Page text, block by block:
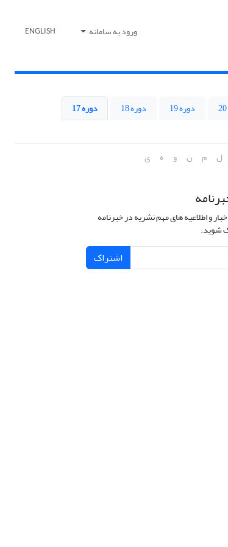
ورود به سامانه ENGLISH
دوره 19 دوره 18
دوره 17
ل م ن و ه ی
و اطلاعیه های مهم نشریه در خبرنامه
شوید.
اشتراک